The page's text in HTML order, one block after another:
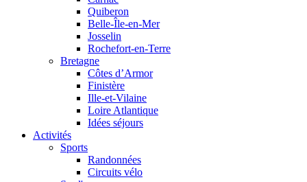
Quiberon
Belle-Île-en-Mer
Josselin
Rochefort-en-Terre
Bretagne
Côtes d’Armor
Finistère
Ille-et-Vilaine
Loire Atlantique
Idées séjours
Activités
Sports
Randonnées
Circuits vélo